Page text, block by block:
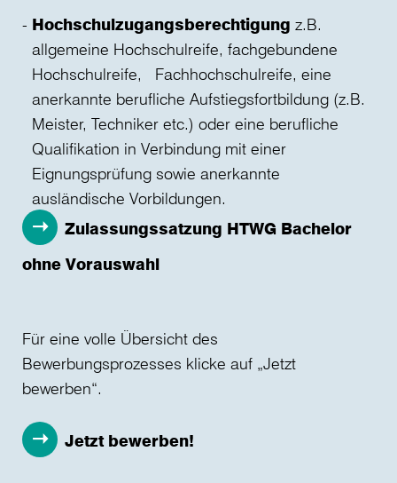
Hochschulzugangsberechtigung z.B.
allgemeine Hochschulreife, fachgebundene
Hochschulreife, Fachhochschulreife, eine
anerkannte berufliche Aufstiegsfortbildung (z.B.
Meister, Techniker etc.) oder eine berufliche
Qualifikation in Verbindung mit einer
Eignungsprüfung sowie anerkannte
ausländische Vorbildungen.
Zulassungssatzung HTWG Bachelor
ohne Vorauswahl
Für eine volle Übersicht des
Bewerbungsprozesses klicke auf „Jetzt
bewerben“.
Jetzt bewerben!